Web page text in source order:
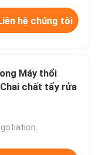
hệ chúng tôi
Máy thổi
chất tẩy rửa